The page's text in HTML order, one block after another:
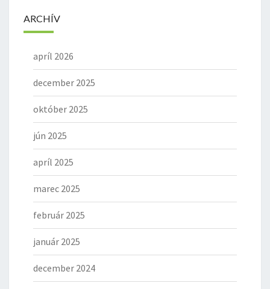
ARCHÍV
apríl 2026
december 2025
október 2025
jún 2025
apríl 2025
marec 2025
február 2025
január 2025
december 2024